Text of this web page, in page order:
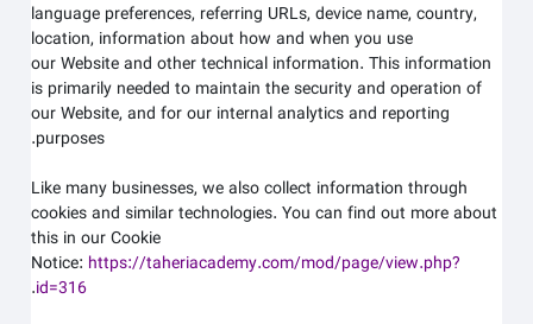
language preferences, referring URLs, device name, country,
location, information about how and when you use
ourWebsiteand other technical information. This information
is primarily needed to maintain the security and operation of
ourWebsite, and for our internal analytics and reporting
purposes.
Like many businesses, we also collect information through
cookies and similar technologies. You can find out more about
this in our Cookie
Notice:https://taheriacademy.com/mod/page/view.php?
id=316
.